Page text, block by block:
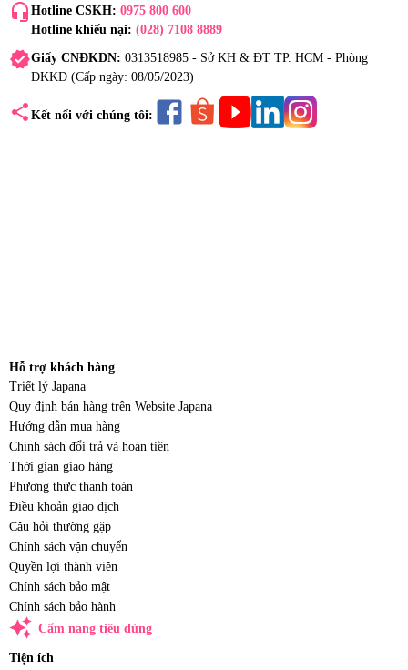
headset_mic Hotline CSKH: 0975 800 600
Hotline khiếu nại: (028) 7108 8889
verifiedGiấy CNĐKDN: 0313518985 - Sở KH & ĐT TP. HCM - Phòng
ĐKKD (Cấp ngày: 08/05/2023)
share Kết nối với chúng tôi:
Hỗ trợ khách hàng
Triết lý Japana
Quy định bán hàng trên Website Japana
Hướng dẫn mua hàng
Chính sách đổi trả và hoàn tiền
Thời gian giao hàng
Phương thức thanh toán
Điều khoản giao dịch
Câu hỏi thường gặp
Chính sách vận chuyển
Quyền lợi thành viên
Chính sách bảo mật
Chính sách bảo hành
auto_awesome Cẩm nang tiêu dùng
Tiện ích